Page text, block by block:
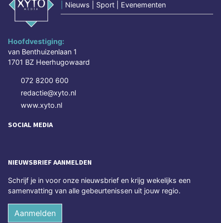
Nieuws | Sport | Evenementen
Hoofdvestiging:
van Benthuizenlaan 1
1701 BZ Heerhugowaard
072 8200 600
redactie@xyto.nl
www.xyto.nl
SOCIAL MEDIA
NIEUWSBRIEF AANMELDEN
Schrijf je in voor onze nieuwsbrief en krijg wekelijks een
samenvatting van alle gebeurtenissen uit jouw regio.
Aanmelden